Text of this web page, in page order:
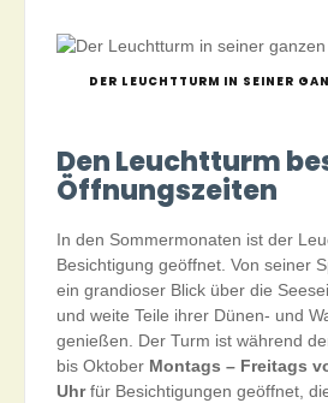
DER LEUCHTTURM IN SEINER
Den Leuchtturm
Öffnungszeiten
In den Sommermonaten ist der
Besichtigung geöffnet. Von seiner
ein grandioser Blick über die
und weite Teile ihrer Dünen- und
genießen. Der Turm ist während
bis Oktober Montags – Freitags
Uhrfür Besichtigungen geöffnet,